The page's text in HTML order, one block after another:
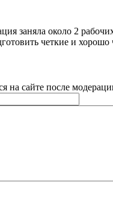
заняла около 2
четкие и
на сайте после